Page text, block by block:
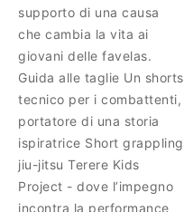
supporto di una causa
che cambia la vita ai
giovani delle favelas.
Guida alle taglie Un shorts
tecnico per i combattenti,
portatore di una storia
ispiratrice Short grappling
jiu-jitsu Terere Kids
Project - dove l’impegno
incontra la performance